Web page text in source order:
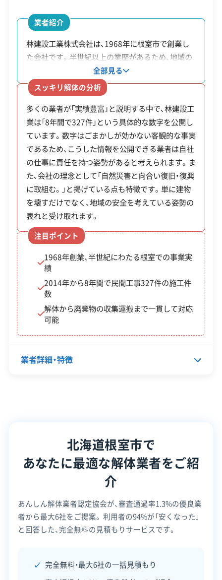
解体工事で出る廃棄物の多くは、市街地から約
2.5kmと比較的アクセスしやすい「根室市ごみ埋立
処理場」へ運び込まれます。ただし、搬入時間が決ま
っており、原則として日曜日は休みのため、工期に
影響することもあります。
また、冬の時期は処理場への道が吹雪や凍結で危険
な状態になることも考慮しなければなりません。ア
スベスト（石綿）を含む建材や特定の有害物質など、
市内で処理できない産業廃棄物は、最も近い拠点都
市である釧路市や、さらに遠方の処理施設まで運ぶ
必要があり、その分の輸送費が見積もりに加算され
ます。
運営者 稲垣
根室市での解体工事は、北洋漁業の
歴史が生んだ密集市街地の特性と、
いという地域課題の理解が重要で
営業日
建物構造 木造 鉄骨造 RC造
対応業務
産業廃棄物収集運搬業
産業廃棄物処分業
土木工事業
新築工事業
公式HP 公式サイトを見る
許可番号
【建設業許可】
北海道知事：第640549号
【産業廃棄物収集運搬業許可】
北海道知事：第00110008420号
【産業廃棄物処分業許可】
北海道知事：第00140008420号
根室市長：第28-4号
全部見る
この解体業者の特徴
企業経
験・規模
創業30年以上
安全対
策・リス
業者紹介
林建設工業株式会社は、1968年に根室市で創業し
た会社です。半世紀以上の業歴があるため、地域の
特性をよく理解している業者の一つです。実際に
2014年から2021年までの8年間で327件の民間解
体工事を手がけており、これは安定した施工能力の
裏付けになります。また、同社では解体から廃棄物
の収集運搬までを一貫して依頼できます。そのた
め、依頼主は複数の業者へ個別に連絡する手間を省
けます。LINEでの無料見積もりに対応している点
も相談のしやすさにつながっています。
全部見る
スッキリ解体の分析
多くの業者が「実績豊富」と説明する中で、林建設工
業は「8年間で327件」という具体的な数字を公開し
ています。数字はごまかしが効かない客観的な事実
であるため、こうした情報を公開できる業者は自社
の仕事に責任を持つ姿勢があると考えられます。ま
た、会社の理念として「自然災害と向合い復旧・復興
に取組む。」と掲げている点も特徴です。単に建物
を壊すだけでなく、地域の安全を考えている姿勢の
表れと受け取れます。
注目ポイント
1968年創業、半世紀にわたる根室での事業実
績
2014年から8年間で民間工事327件の施工件
数
解体から廃棄物の収集運搬まで一貫して対応
可能
業者詳細・特徴
1972年9月22日
資本金 2,000万円
0153-24-2185
営業時間 9:00～17:00
営業日 月・火・水・木・金・土
建物構造
北海道根室市で
あなたに最適な解体業者をご紹
介
あんしん解体業者認定協会が、審査通過率1.3%の優良業
者から最大6社をご提案。 利用者の94%が「安くなった」
と回答した、完全無料の見積もりサービスです。
完全無料・最大6社の一括見積もり